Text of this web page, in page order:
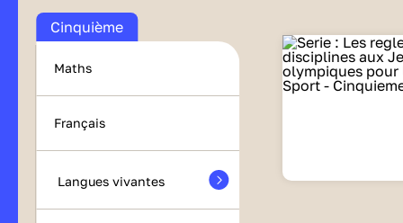
Cinquième
Maths
Français
Langues vivantes